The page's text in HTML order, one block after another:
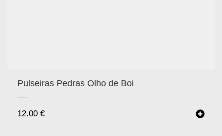
Pulseiras Pedras Olho de Boi
12.00 €